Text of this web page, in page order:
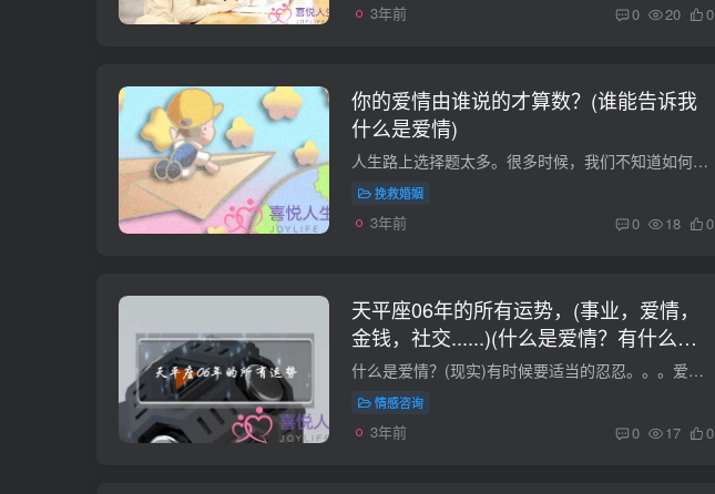
3年前 0 20 0
你的爱情由谁说的才算数？(谁能告诉我
什么是爱情)
人生路上选择题太多。很多时候，我们不知道如何选择，选择的时候总会想一些事情。那么，当面对爱情的十字路口，你做选择的时候会想到什么呢？什么会影响你的选择？让我们做一个爱情测试。影响你...
挽救婚姻
3年前 0 18 0
天平座06年的所有运势，(事业，爱情，
金钱，社交......)(什么是爱情？有什么表
现？)
什么是爱情？(现实)有时候要适当的忍忍。。。爱情需要两个人的相互理解。。。天平座06年的所有运势，(事业，爱情，金钱，社交......)天秤座2006年运程 天秤座(9.24-10.23) 2006年是天秤座才华洋...
情感咨询
3年前 0 17 0